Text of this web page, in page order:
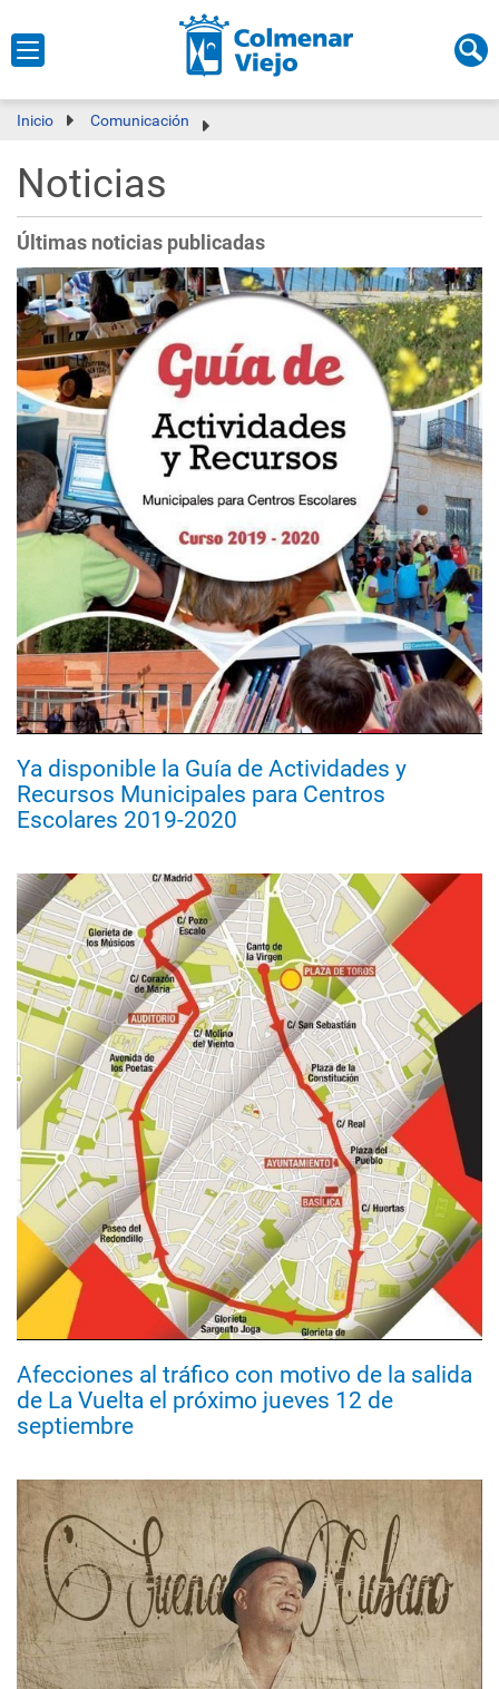
Inicio Comunicación
Noticias
Últimas noticias publicadas
Ya disponible la Guía de Actividades y
Recursos Municipales para Centros
Escolares 2019-2020
Afecciones al tráfico con motivo de la salida
de La Vuelta el próximo jueves 12 de
septiembre